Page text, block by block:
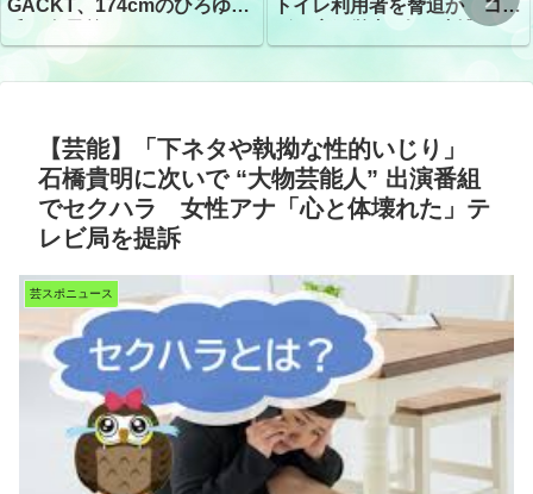
GACKT、174cmのひろゆき
トざわつき イベントでの写
真が話題
トイレ利用者を脅迫か コン
【芸能】「下ネタや執拗な性的いじり」
石橋貴明に次いで “大物芸能人” 出演番組
でセクハラ 女性アナ「心と体壊れた」テ
レビ局を提訴
芸スポニュース